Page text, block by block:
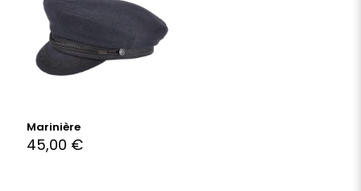
Marinière
45,00 €